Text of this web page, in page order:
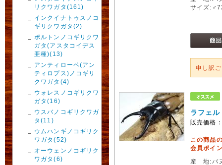
リクワガタ(161)
インクイナトゥスノコ
ギリクワガタ(2)
ポルトンノコギリクワ
ガタ(アスタコイデス
亜種)(13)
アンティローペ(アン
ティロプス)ノコギリ
クワガタ(4)
ウォレスノコギリクワ
ガタ(16)
ウスバノコギリクワガ
タ(11)
ウムハンギノコギリク
ワガタ(52)
オーウェンノコギリク
ワガタ(6)
サイズ
申し訳
ラフェ
販売価格
この商品
会員ポイ
産 地:バ